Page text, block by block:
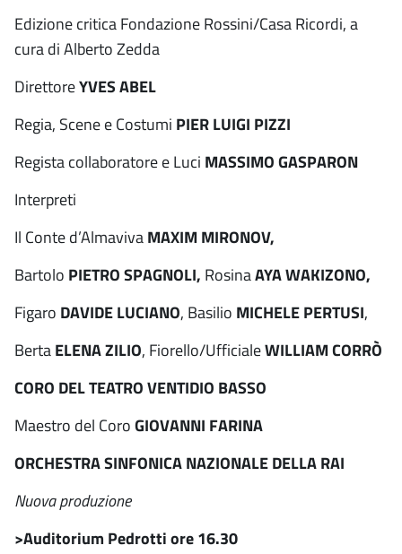
Edizione critica Fondazione Rossini/Casa Ricordi, a
cura di Alberto Zedda
DirettoreYVES ABEL
Regia, Scene e Costumi PIER LUIGI PIZZI
Regista collaboratore e Luci MASSIMO GASPARON
Interpreti
Il Conte d’AlmavivaMAXIM MIRONOV,
Bartolo PIETRO SPAGNOLI, RosinaAYA WAKIZONO,
Figaro DAVIDE LUCIANO, Basilio MICHELE PERTUSI,
BertaELENA ZILIO, Fiorello/UfficialeWILLIAM CORRÒ
CORO DEL TEATRO VENTIDIO BASSO
Maestro del CoroGIOVANNI FARINA
ORCHESTRA SINFONICA NAZIONALE DELLA RAI
Nuova produzione
>Auditorium Pedrotti ore 16.30